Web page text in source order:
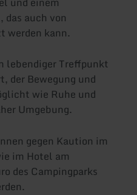
das auch von
werden kann.
lebendiger Treffpunkt
der Bewegung und
wie Ruhe und
Umgebung.
gegen Kaution im
im Hotel am
des Campingparks